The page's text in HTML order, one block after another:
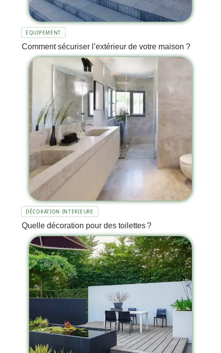
EQUIPEMENT
Comment sécuriser l’extérieur de votre maison ?
DÉCORATION INTERIEURE
Quelle décoration pour des toilettes ?